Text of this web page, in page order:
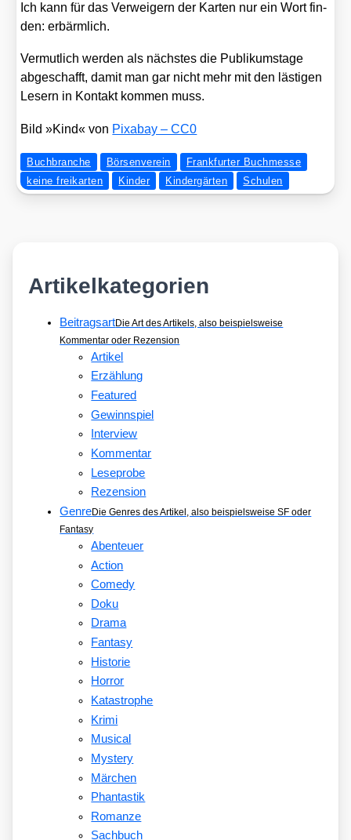
Ich kann für das Ver­wei­gern der Kar­ten nur ein Wort fin­
den: erbärm­lich.
Ver­mut­lich wer­den als nächs­tes die Publi­kums­ta­ge
abge­schafft, damit man gar nicht mehr mit den läs­ti­gen
Lesern in Kon­takt kom­men muss.
Bild »Kind« von Pix­a­bay – CC0
Buchbranche Börsenverein
Frankfurter Buchmesse
keine freikarten
Kinder Kindergärten Schulen
Artikelkategorien
BeitragsartDie Art des Artikels, also beispielsweise
Kommentar oder Rezension
Artikel
Erzählung
Featured
Gewinnspiel
Interview
Kommentar
Leseprobe
Rezension
GenreDie Genres des Artikel, also beispielsweise SF oder
Fantasy
Abenteuer
Action
Comedy
Doku
Drama
Fantasy
Historie
Horror
Katastrophe
Krimi
Musical
Mystery
Märchen
Phantastik
Romanze
Sachbuch